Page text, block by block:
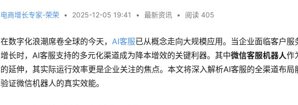
电商增长专家-荣荣 • 2025-12-05 19:41 • 最新资讯 • 阅读 405
在数字化浪潮席卷全球的今天，AI客服已从概念走向大规模应用。当企业面临客户服
增长时，AI客服支持的多元化渠道成为降本增效的关键利器。其中微信客服机器人作
的延伸，其实际运行效率更是企业关注的焦点。本文将深入解析AI客服的全渠道布局
验证微信机器人的真实效能。